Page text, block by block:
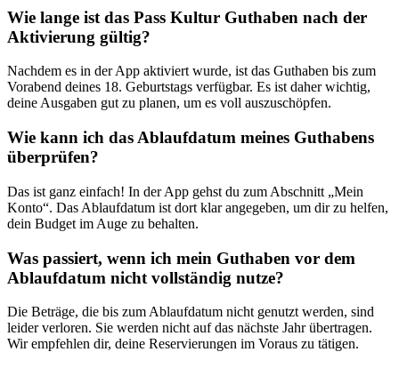
Wie lange ist das Pass Kultur Guthaben nach der
Aktivierung gültig?
Nachdem es in der App aktiviert wurde, ist das Guthaben bis zum
Vorabend deines 18. Geburtstags verfügbar. Es ist daher wichtig,
deine Ausgaben gut zu planen, um es voll auszuschöpfen.
Wie kann ich das Ablaufdatum meines Guthabens
überprüfen?
Das ist ganz einfach! In der App gehst du zum Abschnitt „Mein
Konto“. Das Ablaufdatum ist dort klar angegeben, um dir zu helfen,
dein Budget im Auge zu behalten.
Was passiert, wenn ich mein Guthaben vor dem
Ablaufdatum nicht vollständig nutze?
Die Beträge, die bis zum Ablaufdatum nicht genutzt werden, sind
leider verloren. Sie werden nicht auf das nächste Jahr übertragen.
Wir empfehlen dir, deine Reservierungen im Voraus zu tätigen.